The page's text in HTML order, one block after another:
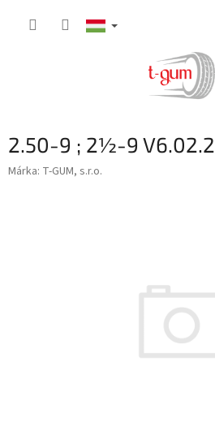
2.50-9 ; 2½-9 V6.02.2
Márka: T-GUM, s.r.o.